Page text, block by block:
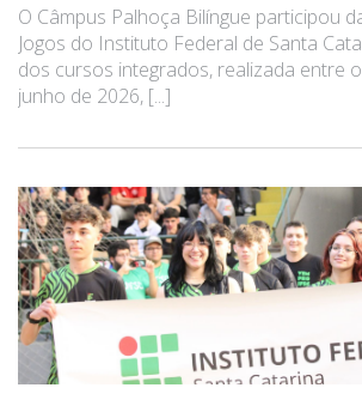
O Câmpus Palhoça Bilíngue participou
Jogos do Instituto Federal de Santa
dos cursos integrados, realizada entre
junho de 2026, [...]